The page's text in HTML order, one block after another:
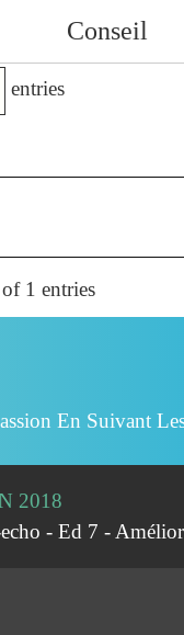
Conseil
entries
1 entries
En Suivant
2018
- Ed 7 -